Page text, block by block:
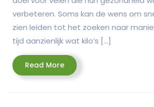
verbeteren. Soms kan de wens om
zien leiden tot het zoeken naar
tijd aanzienlijk wat kilo’s […]
Read MoreRead
More